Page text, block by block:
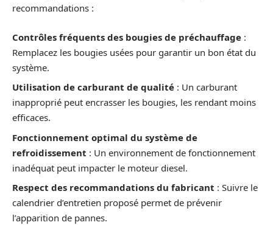
recommandations :
Contrôles fréquents des bougies de préchauffage :
Remplacez les bougies usées pour garantir un bon état du
système.
Utilisation de carburant de qualité : Un carburant
inapproprié peut encrasser les bougies, les rendant moins
efficaces.
Fonctionnement optimal du système de
refroidissement : Un environnement de fonctionnement
inadéquat peut impacter le moteur diesel.
Respect des recommandations du fabricant : Suivre le
calendrier d’entretien proposé permet de prévenir
l’apparition de pannes.